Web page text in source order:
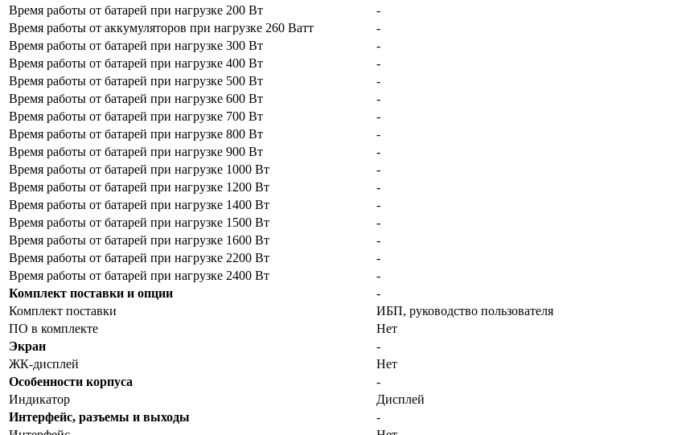
Время работы от батарей при нагрузке 200 Вт
-
Время работы от аккумуляторов при нагрузке 260 Ватт
-
Время работы от батарей при нагрузке 300 Вт
-
Время работы от батарей при нагрузке 400 Вт
-
Время работы от батарей при нагрузке 500 Вт
-
Время работы от батарей при нагрузке 600 Вт
-
Время работы от батарей при нагрузке 700 Вт
-
Время работы от батарей при нагрузке 800 Вт
-
Время работы от батарей при нагрузке 900 Вт
-
Время работы от батарей при нагрузке 1000 Вт
-
Время работы от батарей при нагрузке 1200 Вт
-
Время работы от батарей при нагрузке 1400 Вт
-
Время работы от батарей при нагрузке 1500 Вт
-
Время работы от батарей при нагрузке 1600 Вт
-
Время работы от батарей при нагрузке 2200 Вт
-
Время работы от батарей при нагрузке 2400 Вт
-
Комплект поставки и опции
-
Комплект поставки
ИБП, руководство пользователя
ПО в комплекте
Нет
Экран
-
ЖК-дисплей
Нет
Особенности корпуса
-
Индикатор
Дисплей
Интерфейс, разъемы и выходы
-